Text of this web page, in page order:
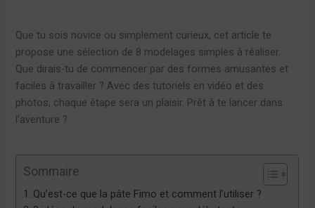
Que tu sois novice ou simplement curieux, cet article te
propose une sélection de 8 modelages simples à réaliser.
Que dirais-tu de commencer par des formes amusantes et
faciles à travailler ? Avec des tutoriels en vidéo et des
photos, chaque étape sera un plaisir. Prêt à te lancer dans
l’aventure ?
Sommaire
Qu’est-ce que la pâte Fimo et comment l’utiliser ?